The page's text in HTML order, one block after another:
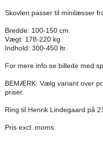
Skovlen passer til minilæsser
Bredde: 100-150 cm.
Vægt: 178-220 kg.
Indhold: 300-450 ltr.
For mere info se billede med
BEMÆRK: Vælg variant over
priser.
Ring til Henrik Lindegaard på
Pris excl. moms.